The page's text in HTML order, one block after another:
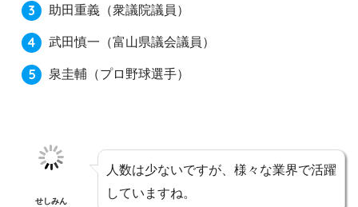
助田重義 （衆議院議員）
武田慎一 （富山県議会議員）
泉圭輔 （プロ野球選手）
せしみん
人数は少ないですが、様々な業界で活躍
していますね。